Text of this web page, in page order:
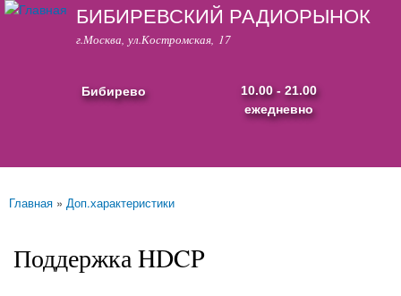
Перейти к
содержанию
БИБИРЕВСКИЙ РАДИОРЫНОК
г.Москва, ул.Костромская, 17
Бибирево
10.00 - 21.00
ежедневно
Вы здесь
Главная » Доп.характеристики
Поддержка HDCP